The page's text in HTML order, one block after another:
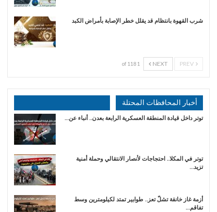
شرب القهوة بانتظام قد يقلل خطر الإصابة بأمراض الكبد
NEXT
1 of 118
أخبار المحافظات المحتلة
توتر داخل قيادة المنطقة العسكرية الرابعة بعدن.. أنباء عن…
توتر في المكلا.. احتجاجات لأنصار الانتقالي وحملة أمنية
تزيد…
أزمة غاز خانقة تشلّ تعز.. طوابير تمتد لكيلومترين وسط
تفاقم…